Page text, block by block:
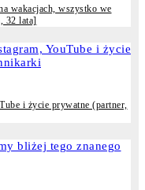
wakacjach, wszystko we
32 lata]
i życie prywatne (partner,